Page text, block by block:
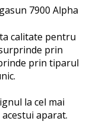
7900 Alpha
calitate pentru
prin
prin tiparul
la cel mai
aparat.